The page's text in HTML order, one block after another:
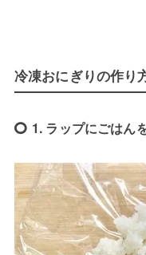
冷凍おにぎりの作り
1. ラップにごはん